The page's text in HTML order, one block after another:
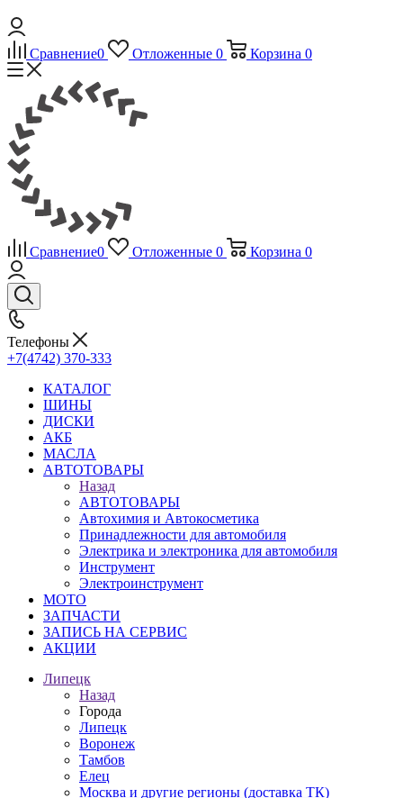
Сравнение0 Отложенные 0 Корзина 0
Сравнение0 Отложенные 0 Корзина 0
Телефоны
+7(4742) 370-333
КАТАЛОГ
ШИНЫ
ДИСКИ
АКБ
МАСЛА
АВТОТОВАРЫ
Назад
АВТОТОВАРЫ
Автохимия и Автокосметика
Принадлежности для автомобиля
Электрика и электроника для автомобиля
Инструмент
Электроинструмент
МОТО
ЗАПЧАСТИ
ЗАПИСЬ НА СЕРВИС
АКЦИИ
Липецк
Назад
Города
Липецк
Воронеж
Тамбов
Елец
Москва и другие регионы (доставка ТК)